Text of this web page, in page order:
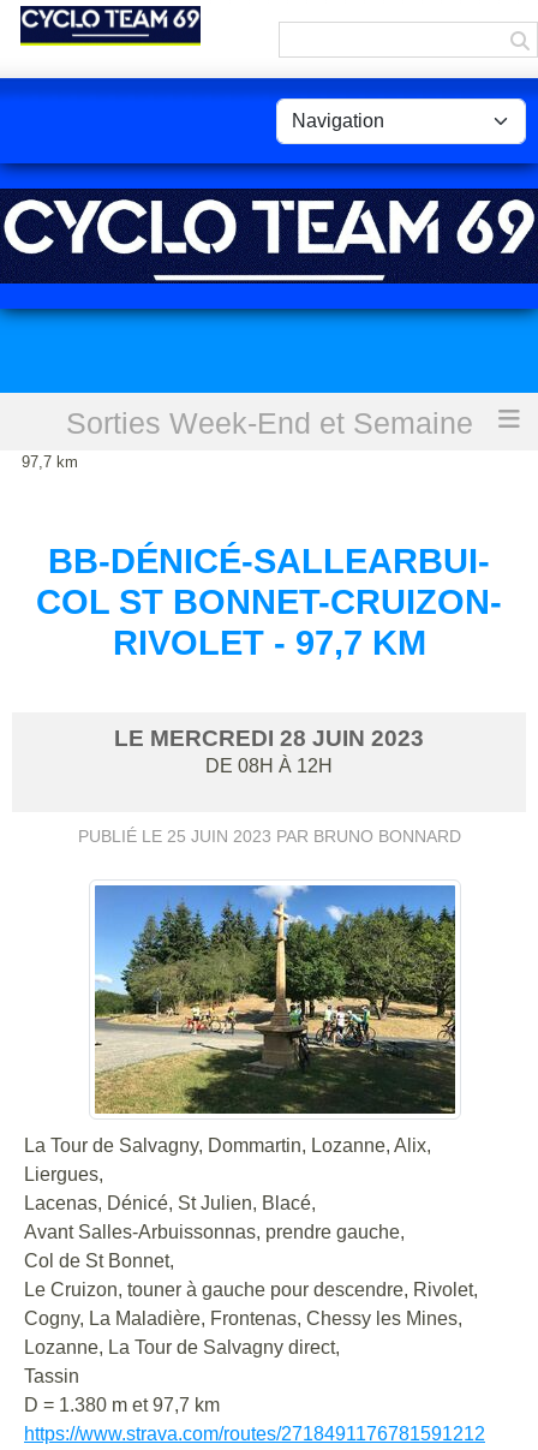
Sorties Week-End et Semaine
BB-Dénicé-SalleArbui-Col St Bonnet-Cruizon-Rivolet -
97,7 km
BB-DÉNICÉ-SALLEARBUI-
COL ST BONNET-CRUIZON-
RIVOLET - 97,7 KM
LE MERCREDI 28 JUIN 2023
DE 08H À 12H
PUBLIÉ LE 25 JUIN 2023 PAR BRUNO BONNARD
La Tour de Salvagny, Dommartin, Lozanne, Alix,
Liergues,
Lacenas, Dénicé, St Julien, Blacé,
Avant Salles-Arbuissonnas, prendre gauche,
Col de St Bonnet,
Le Cruizon, touner à gauche pour descendre, Rivolet,
Cogny, La Maladière, Frontenas, Chessy les Mines,
Lozanne, La Tour de Salvagny direct,
Tassin
D = 1.380 m et 97,7 km
https://www.strava.com/routes/2718491176781591212
Panneau de gestion des cookies